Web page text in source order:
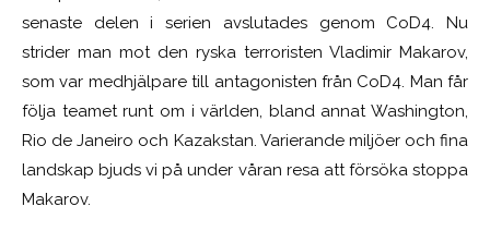
senaste delen i serien avslutades genom CoD4. Nu
strider man mot den ryska terroristen Vladimir Makarov,
som var medhjälpare till antagonisten från CoD4. Man får
följa teamet runt om i världen, bland annat Washington,
Rio de Janeiro och Kazakstan. Varierande miljöer och fina
landskap bjuds vi på under våran resa att försöka stoppa
Makarov.